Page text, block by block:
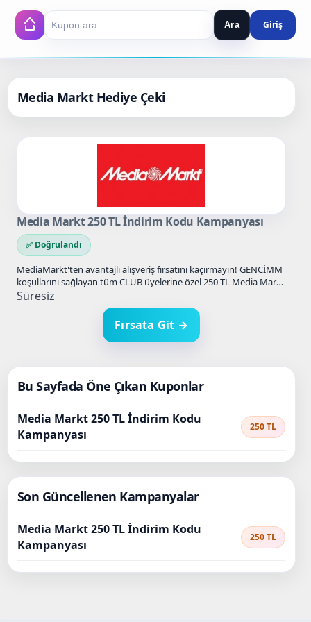
Search Ara
Media Markt Hediye Çeki
Media Markt 250 TL İndirim Kodu Kampanyası
✅ Doğrulandı
MediaMarkt'ten avantajlı alışveriş fırsatını kaçırmayın! GENCİMM
koşullarını sağlayan tüm CLUB üyelerine özel 250 TL Media Markt
İndirim Kodu…
Süresiz
Fırsata Git →
Bu Sayfada Öne Çıkan Kuponlar
Media Markt 250 TL İndirim Kodu
Kampanyası
250 TL
Son Güncellenen Kampanyalar
Media Markt 250 TL İndirim Kodu
Kampanyası
250 TL